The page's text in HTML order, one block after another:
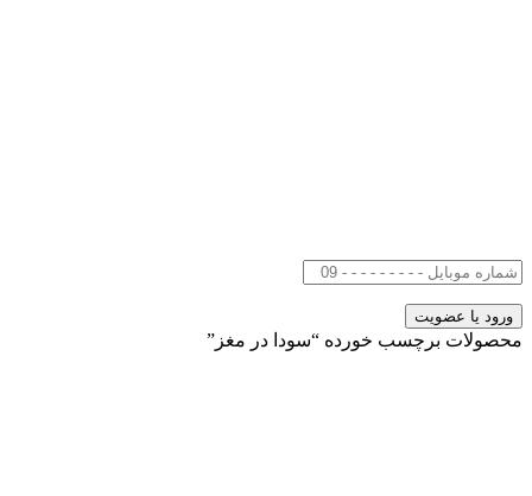
محصولات برچسب خورده “سودا در مغز”